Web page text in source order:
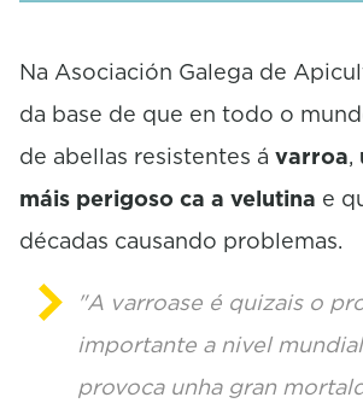
o
d
Na Asociación Galega de
da base de que en todo o
de abellas resistentes á varroa,
máis perigoso ca a velutina e
décadas causando problemas.
"A varroase é quizais o
importante a nivel
provoca unha gran